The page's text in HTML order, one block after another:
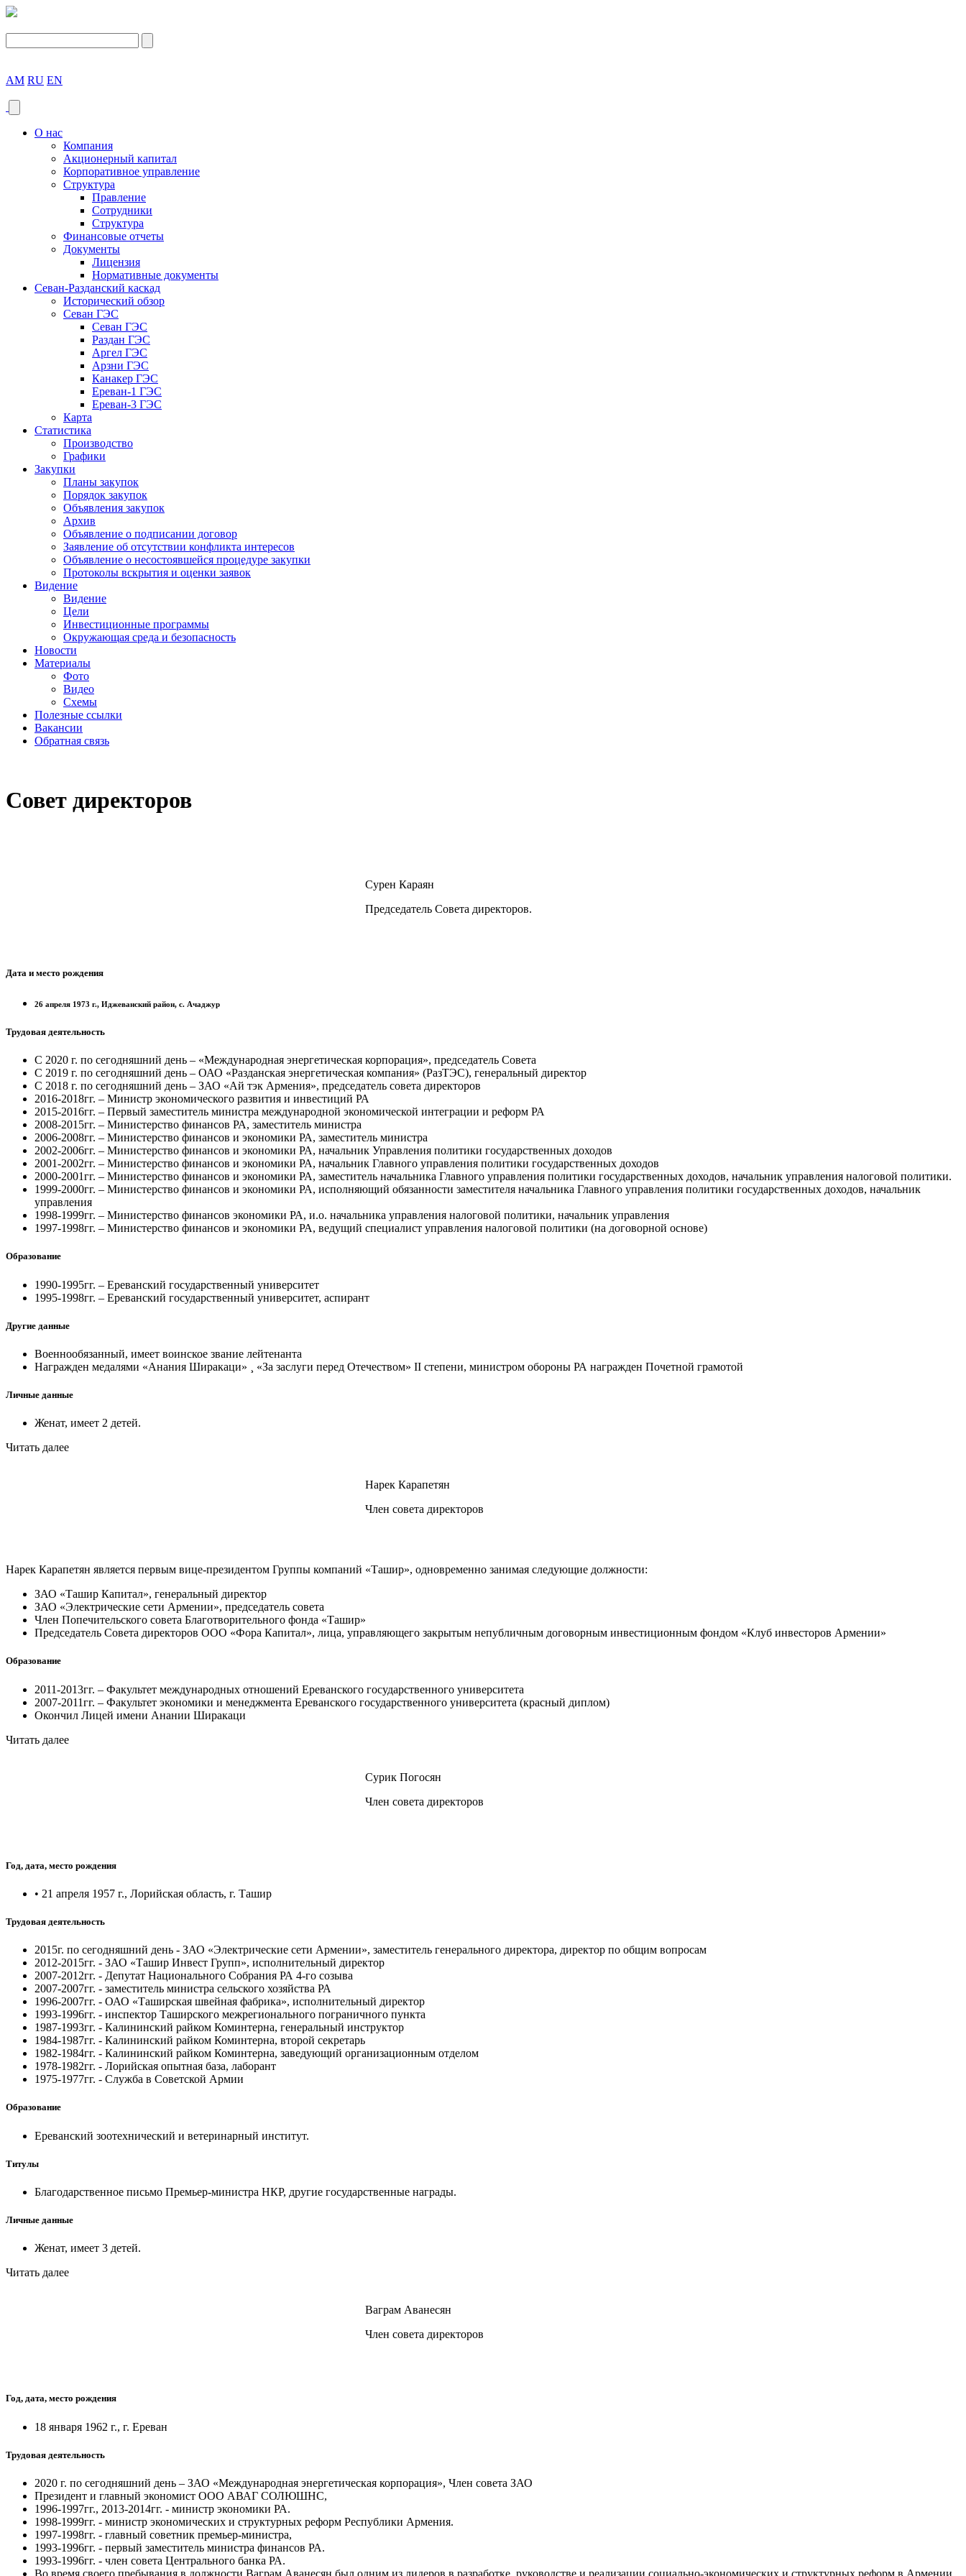
AM RU EN
О нас
Компания
Акционерный капитал
Корпоративное управление
Структура
Правление
Сотрудники
Структура
Финансовые отчеты
Документы
Лицензия
Нормативные документы
Севан-Разданский каскад
Исторический обзор
Севан ГЭС
Севан ГЭС
Раздан ГЭС
Аргел ГЭС
Арзни ГЭС
Канакер ГЭС
Ереван-1 ГЭС
Ереван-3 ГЭС
Карта
Статистика
Производство
Графики
Закупки
Планы закупок
Порядок закупок
Объявления закупок
Архив
Объявление о подписании договор
Заявление об отсутствии конфликта интересов
Объявление о несостоявшейся процедуре закупки
Протоколы вскрытия и оценки заявок
Видение
Видение
Цели
Инвестиционные программы
Окружающая среда и безопасность
Новости
Материалы
Фото
Видео
Схемы
Полезные ссылки
Вакансии
Обратная связь
Совет директоров
Сурен Караян
Председатель Совета директоров.
Дата и место рождения
26 апреля 1973 г., Иджеванский район, с. Ачаджур
Трудовая деятельность
С 2020 г. по сегодняшний день – «Международная энергетическая корпорация», председатель Совета
С 2019 г. по сегодняшний день – ОАО «Разданская энергетическая компания» (РазТЭС), генеральный директор
С 2018 г. по сегодняшний день – ЗАО «Ай тэк Армения», председатель совета директоров
2016-2018гг. – Министр экономического развития и инвестиций РА
2015-2016гг. – Первый заместитель министра международной экономической интеграции и реформ РА
2008-2015гг. – Министерство финансов РА, заместитель министра
2006-2008гг. – Министерство финансов и экономики РА, заместитель министра
2002-2006гг. – Министерство финансов и экономики РА, начальник Управления политики государственных доходов
2001-2002гг. – Министерство финансов и экономики РА, начальник Главного управления политики государственных доходов
2000-2001гг. – Министерство финансов и экономики РА, заместитель начальника Главного управления политики государственных доходов, начальник управления налоговой политики.
1999-2000гг. – Министерство финансов и экономики РА, исполняющий обязанности заместителя начальника Главного управления политики государственных доходов, начальник
управления
1998-1999гг. – Министерство финансов экономики РА, и.о. начальника управления налоговой политики, начальник управления
1997-1998гг. – Министерство финансов и экономики РА, ведущий специалист управления налоговой политики (на договорной основе)
Образование
1990-1995гг. – Ереванский государственный университет
1995-1998гг. – Ереванский государственный университет, аспирант
Другие данные
Военнообязанный, имеет воинское звание лейтенанта
Награжден медалями «Анания Ширакаци» ¸ «За заслуги перед Отечеством» II степени, министром обороны РА награжден Почетной грамотой
Личные данные
Женат, имеет 2 детей.
Читать далее
Нарек Карапетян
Член совета директоров
Нарек Карапетян является первым вице-президентом Группы компаний «Ташир», одновременно занимая следующие должности:
ЗАО «Ташир Капитал», генеральный директор
ЗАО «Электрические сети Армении», председатель совета
Член Попечительского совета Благотворительного фонда «Ташир»
Председатель Совета директоров ООО «Фора Капитал», лица, управляющего закрытым непубличным договорным инвестиционным фондом «Клуб инвесторов Армении»
Образование
2011-2013гг. – Факультет международных отношений Ереванского государственного университета
2007-2011гг. – Факультет экономики и менеджмента Ереванского государственного университета (красный диплом)
Окончил Лицей имени Анании Ширакаци
Читать далее
Сурик Погосян
Член совета директоров
Год, дата, место рождения
• 21 апреля 1957 г., Лорийская область, г. Ташир
Трудовая деятельность
2015г. по сегодняшний день - ЗАО «Электрические сети Армении», заместитель генерального директора, директор по общим вопросам
2012-2015гг. - ЗАО «Ташир Инвест Групп», исполнительный директор
2007-2012гг. - Депутат Национального Собрания РА 4-го созыва
2007-2007гг. - заместитель министра сельского хозяйства РА
1996-2007гг. - ОАО «Таширская швейная фабрика», исполнительный директор
1993-1996гг. - инспектор Таширского межрегионального пограничного пункта
1987-1993гг. - Калининский райком Коминтерна, генеральный инструктор
1984-1987гг. - Калининский райком Коминтерна, второй секретарь
1982-1984гг. - Калининский райком Коминтерна, заведующий организационным отделом
1978-1982гг. - Лорийская опытная база, лаборант
1975-1977гг. - Служба в Советской Армии
Образование
Ереванский зоотехнический и ветеринарный институт.
Титулы
Благодарственное письмо Премьер-министра НКР, другие государственные награды.
Личные данные
Женат, имеет 3 детей.
Читать далее
Ваграм Аванесян
Член совета директоров
Год, дата, место рождения
18 января 1962 г., г. Ереван
Трудовая деятельность
2020 г. по сегодняшний день – ЗАО «Международная энергетическая корпорация», Член совета ЗАО
Президент и главный экономист ООО АВАГ СОЛЮШНС,
1996-1997гг., 2013-2014гг. - министр экономики РА.
1998-1999гг. - министр экономических и структурных реформ Республики Армения.
1997-1998гг. - главный советник премьер-министра,
1993-1996гг. - первый заместитель министра финансов РА.
1993-1996гг. - член совета Центрального банка РА.
Во время своего пребывания в должности Ваграм Аванесян был одним из лидеров в разработке, руководстве и реализации социально-экономических и структурных реформ в Армении.